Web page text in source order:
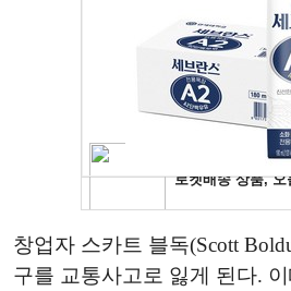
창업자 스카트 블독(Scott
구를 교통사고로 잃게 된다.